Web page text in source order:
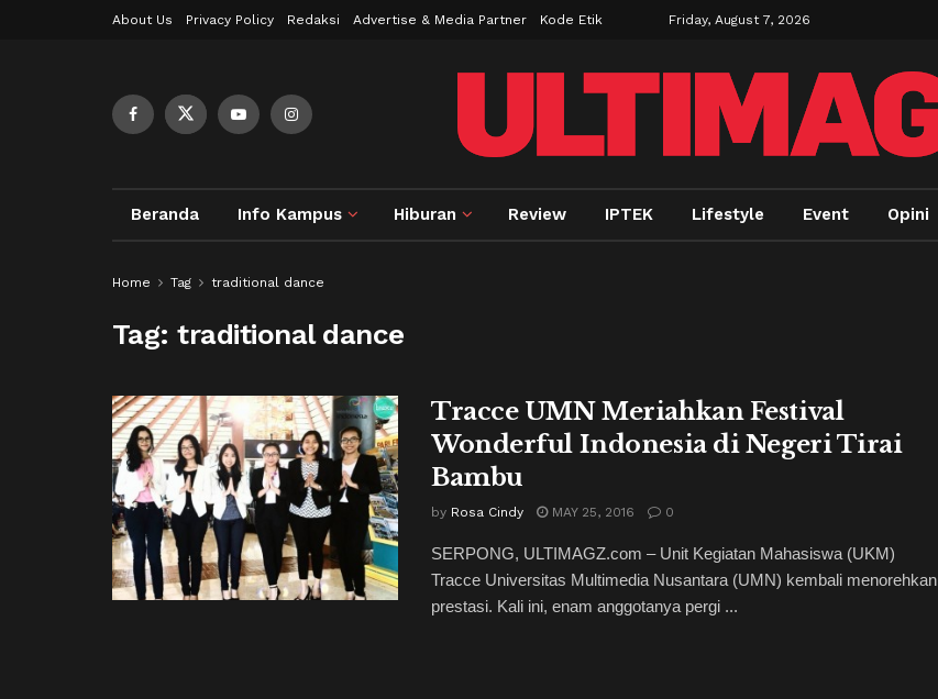
About Us Privacy Policy Redaksi Advertise & Media Partner Kode Etik Friday, August 7, 2026
Beranda Info Kampus Hiburan Review IPTEK Lifestyle Event Opini
Home Tag traditional dance
Tag:traditional dance
Tracce UMN Meriahkan Festival
Wonderful Indonesia di Negeri Tirai
Bambu
by Rosa Cindy MAY 25, 2016 0
SERPONG, ULTIMAGZ.com – Unit Kegiatan Mahasiswa (UKM)
Tracce Universitas Multimedia Nusantara (UMN) kembali menorehkan
prestasi. Kali ini, enam anggotanya pergi ...